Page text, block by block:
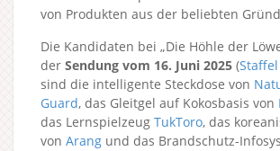
von Produkten aus der beliebten
Die Kandidaten bei „Die Höhle der
der Sendung vom 16. Juni 2025 (
sind die intelligente Steckdose von
Guard, das Gleitgel auf Kokosbasis von
das Lernspielzeug TukToro, das
von Arang und das Brandschutz-